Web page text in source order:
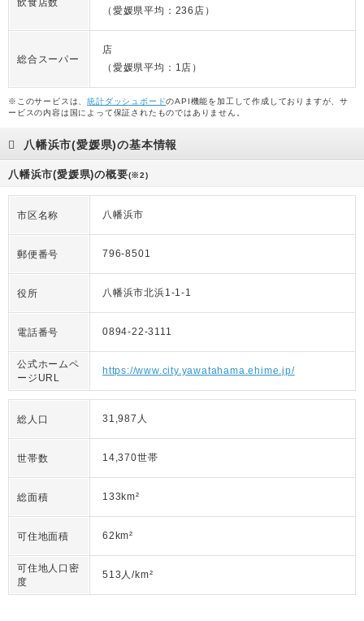
飲食店数
（愛媛県平均：236店）
総合スーパー
店
（愛媛県平均：1店）
※このサービスは、統計ダッシュボードのAPI機能を加工して作成しておりますが、サ
ービスの内容は国によって保証されたものではありません。
八幡浜市(愛媛県)の基本情報
八幡浜市(愛媛県)の概要(※2)
市区名称 八幡浜市
郵便番号 796-8501
役所 八幡浜市北浜1-1-1
電話番号 0894-22-3111
公式ホームペ
ージURL
https://www.city.yawatahama.ehime.jp/
総人口 31,987人
世帯数 14,370世帯
総面積 133km²
可住地面積 62km²
可住地人口密
度
513人/km²